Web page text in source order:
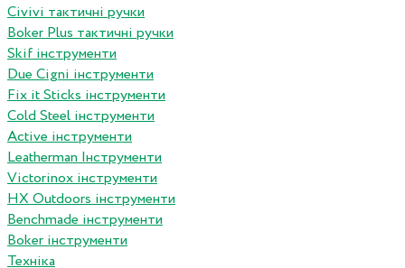
Сivivi тактичні ручки
Boker Plus тактичні ручки
Skif інструменти
Due Cigni інструменти
Fix it Sticks інструменти
Сold Steel інструменти
Active інструменти
Leatherman Інструменти
Victorinox інструменти
HX Outdoors інструменти
Benchmade інструменти
Boker інструменти
Техніка